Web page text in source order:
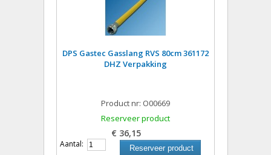
DPS Gastec Gasslang RVS 80cm 361172
DHZ Verpakking
Product nr: O00669
Reserveer product
€ 36,15
Aantal: Reserveer product